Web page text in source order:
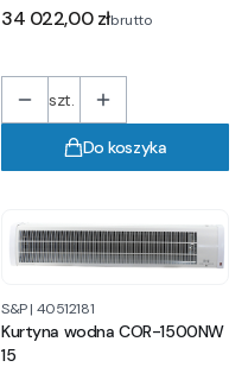
Cena
34 022,00 złbrutto
szt.
Do koszyka
S&P| 40512181
Kurtyna wodna COR-1500NW
15